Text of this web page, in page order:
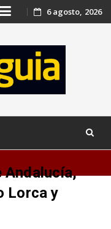
6 agosto, 2026
Andalucía,
Lorca y